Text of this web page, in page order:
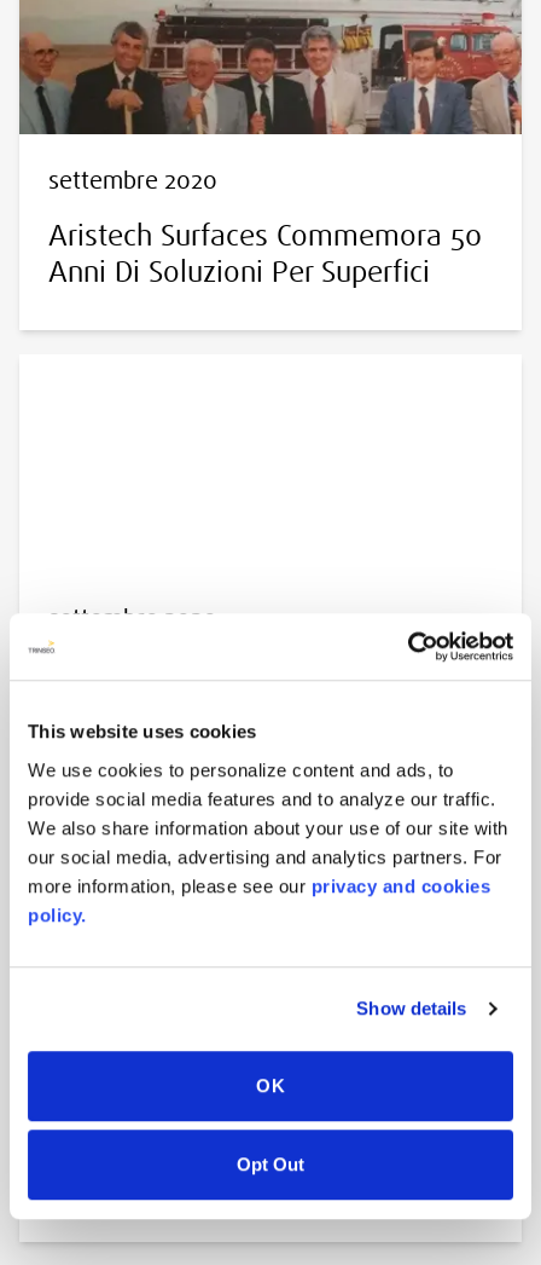
This website uses cookies
We use cookies to personalize content and ads, to
provide social media features and to analyze our traffic.
We also share information about your use of our site with
our social media, advertising and analytics partners. For
more information, please see our privacy and cookies
policy.
Show details
OK
Opt Out
settembre 2020
Aristech Surfaces Commemora 50
Anni Di Soluzioni Per Superfici
settembre 2020
6 Anni Record Di Sicurezza -
agosto 2020